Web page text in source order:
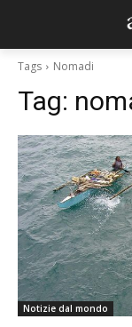
Tags Nomadi
Tag:
Notizie dal mondo